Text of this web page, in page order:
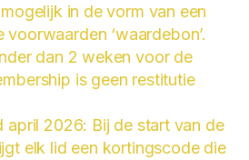
in de vorm van een
‘waardebon’.
dan 2 weken voor de
is geen restitutie
april 2026: Bij de start van de
elk lid een kortingscode die